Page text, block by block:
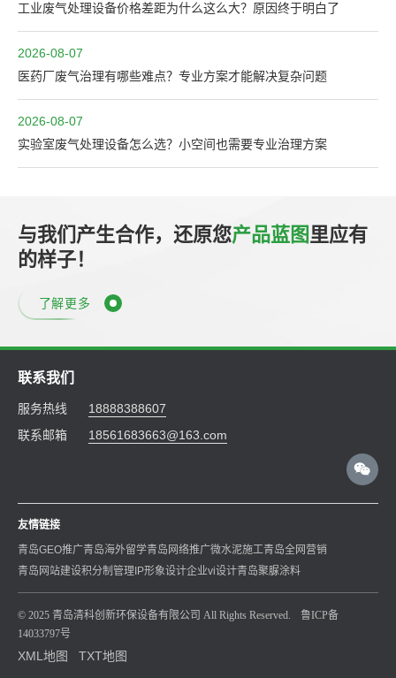
工业废气处理设备价格差距为什么这么大？原因终于明白了
2026-08-07
医药厂废气治理有哪些难点？专业方案才能解决复杂问题
2026-08-07
实验室废气处理设备怎么选？小空间也需要专业治理方案
与我们产生合作，还原您产品蓝图里应有
的样子！
了解更多
联系我们
服务热线
18888388607
联系邮箱
18561683663@163.com
友情链接
青岛GEO推广青岛海外留学青岛网络推广微水泥施工青岛全网营销
青岛网站建设积分制管理 IP形象设计企业vi设计青岛聚脲涂料
© 2025 青岛清科创新环保设备有限公司 All Rights Reserved.
鲁ICP备
14033797号
XML地图 TXT地图